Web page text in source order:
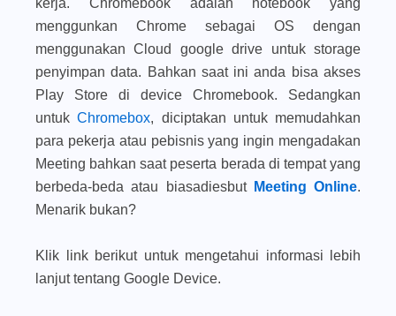
kerja. Chromebook adalah notebook yang
menggunkan Chrome sebagai OS dengan
menggunakan Cloud google drive untuk storage
penyimpan data. Bahkan saat ini anda bisa akses
Play Store di device Chromebook. Sedangkan
untukChromebox, diciptakan untuk memudahkan
para pekerja atau pebisnis yang ingin mengadakan
Meeting bahkan saat peserta berada di tempat yang
berbeda-beda atau biasadiesbut Meeting Online.
Menarik bukan?
Klik link berikut untuk mengetahui informasi lebih
lanjut tentang Google Device.